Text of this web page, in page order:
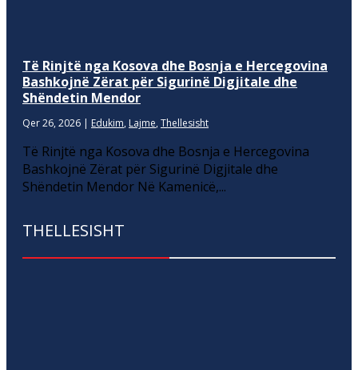
Të Rinjtë nga Kosova dhe Bosnja e Hercegovina
Bashkojnë Zërat për Sigurinë Digjitale dhe
Shëndetin Mendor
Qer 26, 2026 | Edukim, Lajme, Thellesisht
Të Rinjtë nga Kosova dhe Bosnja e Hercegovina
Bashkojnë Zërat për Sigurinë Digjitale dhe
Shëndetin Mendor Në Kamenicë,...
THELLESISHT